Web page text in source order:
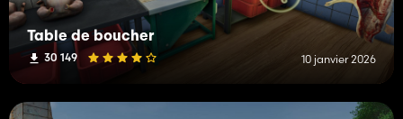
Table de boucher
30 149 10 janvier 2026